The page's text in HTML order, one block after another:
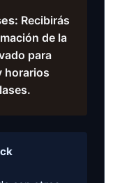
Recibirás
de la
para
horarios